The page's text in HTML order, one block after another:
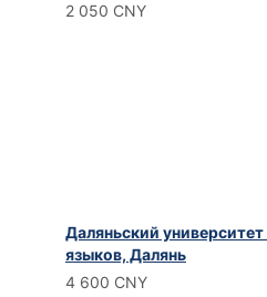
2 050 CNY
Даляньский
языков, Далянь
4 600 CNY